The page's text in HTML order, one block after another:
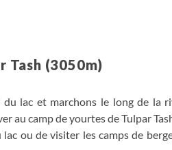
Tash (3050m)
lac et marchons le long de la
au camp de yourtes de Tulpar
ou de visiter les camps de